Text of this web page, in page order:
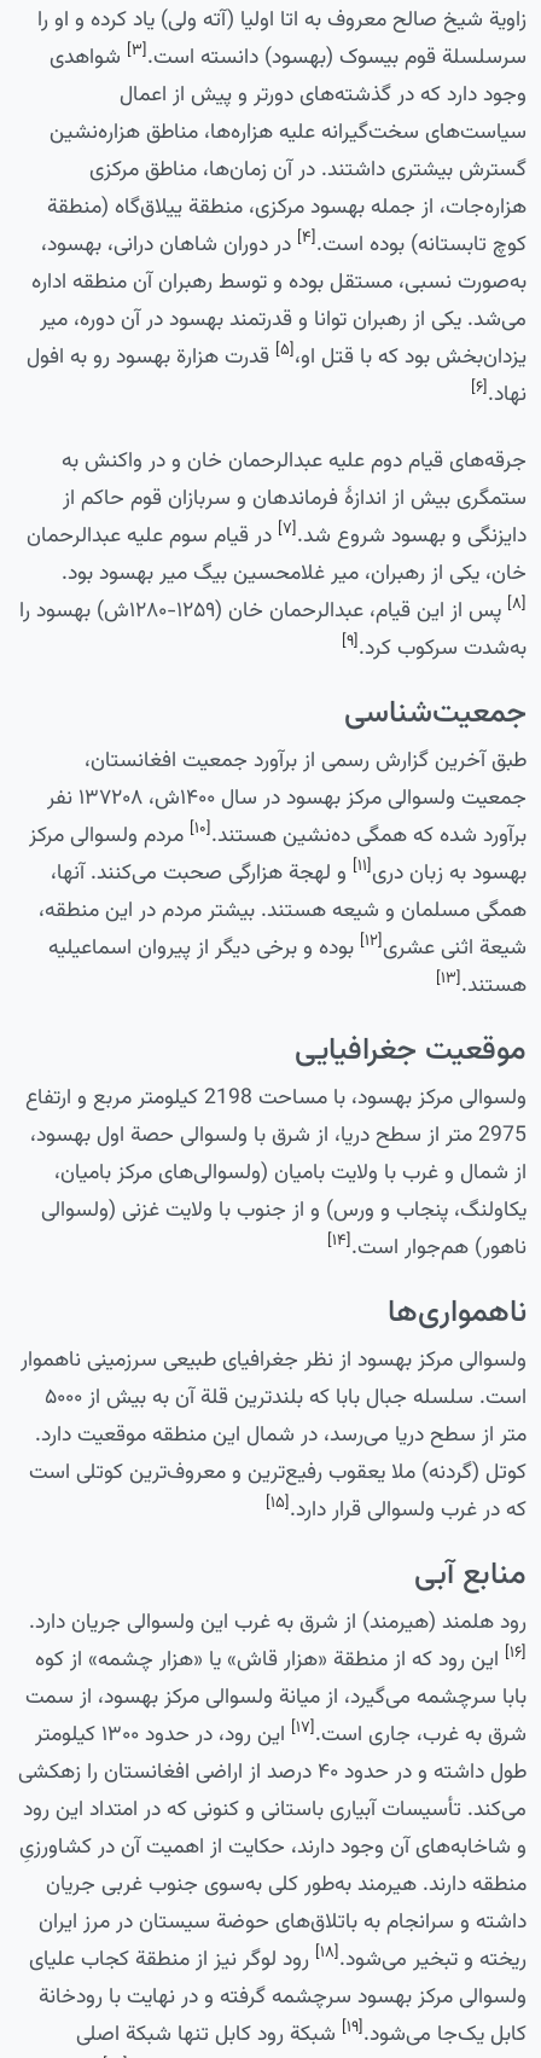
زاویة شیخ صالح معروف به اتا اولیا (آته ولی) یاد کرده و او را
سرسلسلة قوم بیسوک (بهسود) دانسته است.[۳]
شواهدی
وجود دارد که در گذشته‌های دورتر و پیش از اعمال
سیاست‌های سخت‌گیرانه علیه هزاره‌ها، مناطق هزاره‌نشین
گسترش بیشتری داشتند. در آن زمان‌ها، مناطق مرکزی
هزاره‌جات، از جمله بهسود مرکزی، منطقة ییلاق‌گاه (منطقة
کوچ تابستانه) بوده است.[۴]
در دوران شاهان درانی، بهسود،
به‌صورت نسبی، مستقل بوده و توسط رهبران آن منطقه اداره
می‌شد. یکی از رهبران توانا و قدرتمند بهسود در آن دوره، میر
یزدان‌بخش بود که با قتل او،[۵]
قدرت هزارة بهسود رو به افول
نهاد.[۶]
جرقه‌های قیام دوم علیه عبدالرحمان خان و در واکنش به
ستمگری بیش از اندازۀ فرماندهان و سربازان قوم حاکم از
دایزنگی و بهسود شروع شد.[۷]
در قیام سوم علیه عبدالرحمان
خان، یکی از رهبران، میر غلامحسین بیگ میر بهسود بود.
[۸]
پس از این قیام، عبدالرحمان خان (۱۲۵۹-۱۲۸۰ش) بهسود را
به‌شدت سرکوب کرد.[۹]
جمعیت‌شناسی
طبق آخرین گزارش رسمی از برآورد جمعیت افغانستان،
جمعیت ولسوالی مرکز بهسود در سال ۱۴۰۰ش، ۱۳۷۲۰۸ نفر
برآورد شده که همگی ده‌نشین هستند.[۱۰]
مردم ولسوالی مرکز
بهسود به زبان دری[۱۱]
و لهجة هزارگی صحبت می‌کنند. آنها،
همگی مسلمان و شیعه هستند. بیشتر مردم در این منطقه،
شیعة اثنی عشری[۱۲]
بوده و برخی دیگر از پیروان اسماعیلیه
هستند.[۱۳]
موقعیت جغرافیایی
ولسوالی مرکز بهسود، با مساحت 2198 کیلومتر مربع و ارتفاع
2975 متر از سطح دریا، از شرق با ولسوالی حصة اول بهسود،
از شمال و غرب با ولایت بامیان (ولسوالی‌های مرکز بامیان،
یکاولنگ، پنجاب و ورس) و از جنوب با ولایت غزنی (ولسوالی
ناهور) هم‌جوار است.[۱۴]
ناهمواری‌ها
ولسوالی مرکز بهسود از نظر جغرافیای طبیعی سرزمینی ناهموار
است. سلسله جبال بابا که بلندترین قلة آن به بیش از ۵۰۰۰
متر از سطح دریا می‌رسد، در شمال این منطقه موقعیت دارد.
کوتل (گردنه) ملا یعقوب رفیع‌ترین و معروف‌ترین کوتلی است
که در غرب ولسوالی قرار دارد.[۱۵]
منابع آبی
رود هلمند (هیرمند) از شرق به غرب این ولسوالی جریان دارد.
[۱۶]
این رود که از منطقة «هزار قاش» یا «هزار چشمه» از کوه
بابا سرچشمه می‌گیرد، از میانة ولسوالی مرکز بهسود، از سمت
شرق به غرب، جاری است.[۱۷]
این رود، در حدود ۱۳۰۰ کیلومتر
طول داشته و در حدود ۴۰ درصد از اراضی افغانستان را زهکشی
می‌کند. تأسیسات آبیاری باستانی و کنونی که در امتداد این رود
و شاخابه‌های آن وجود دارند، حکایت از اهمیت آن در کشاورزیِ
منطقه دارند. هیرمند به‌طور کلی به‌سوی جنوب غربی جریان
داشته و سرانجام به باتلاق‌های حوضة سیستان در مرز ایران
ریخته و تبخیر می‌شود.[۱۸]
رود لوگر نیز از منطقة کجاب علیای
ولسوالی مرکز بهسود سرچشمه گرفته و در نهایت با رودخانة
کابل یک‌جا می‌شود.[۱۹]
شبکة رود کابل تنها شبکة اصلی